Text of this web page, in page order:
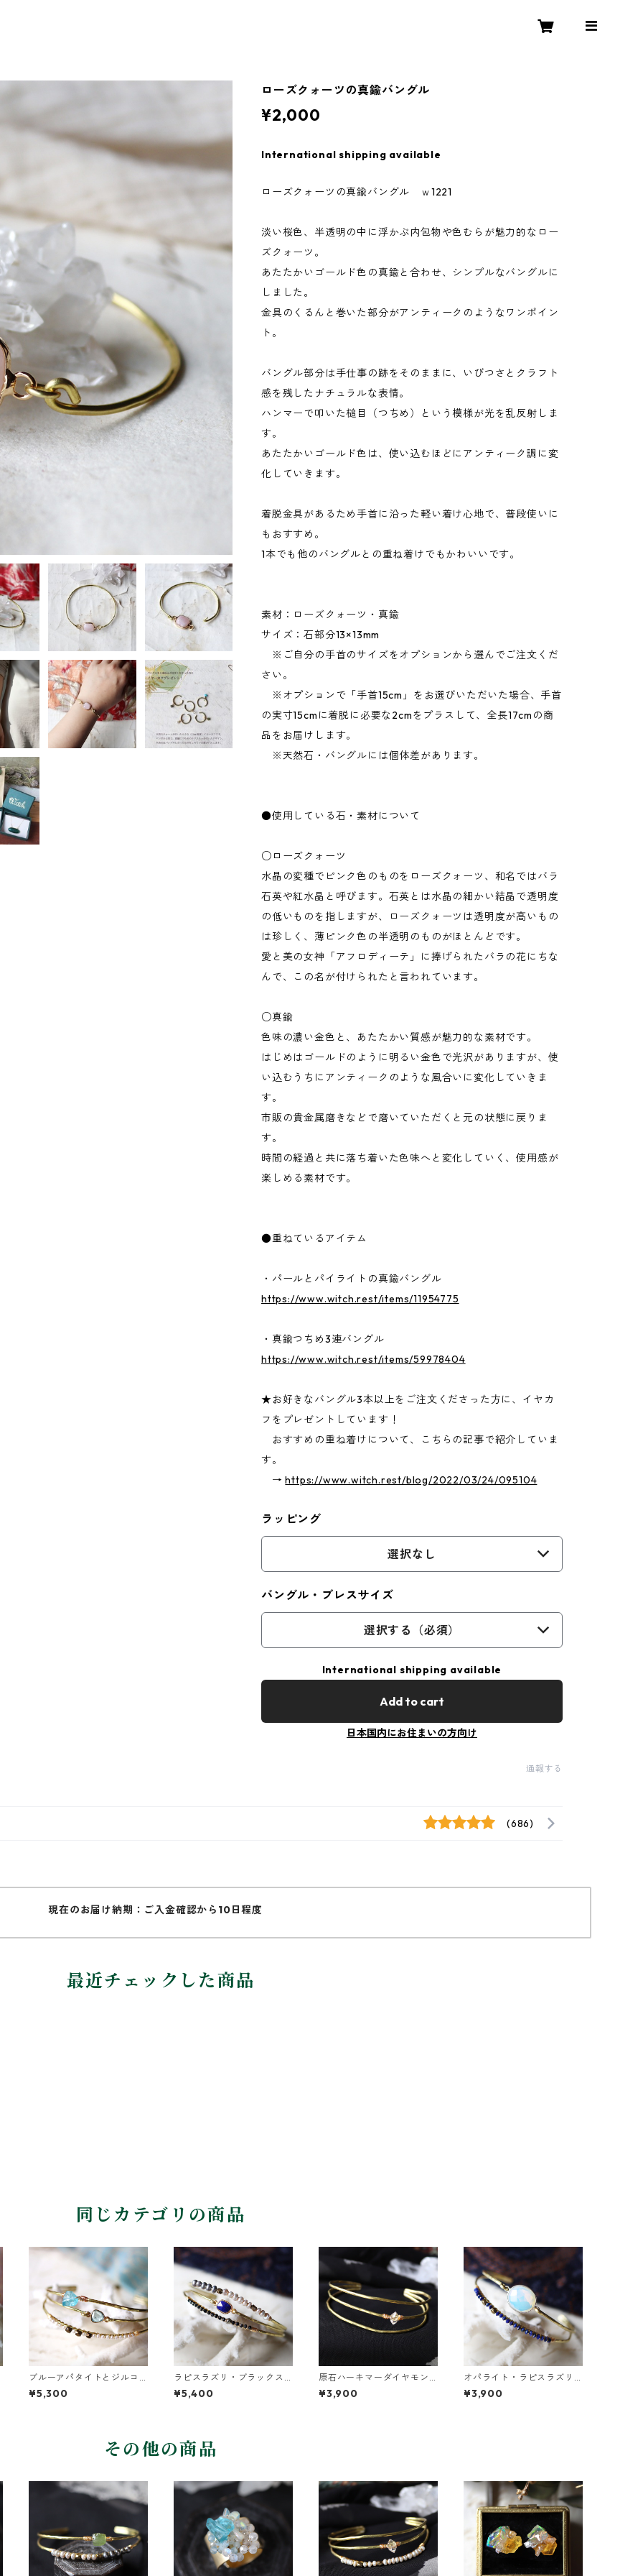
ローズクォーツの真鍮バングル
¥2,000
International shipping available
ローズクォーツの真鍮バングル ｗ1221
淡い桜色、半透明の中に浮かぶ内包物や色むらが魅力的なロー
ズクォーツ。
あたたかいゴールド色の真鍮と合わせ、シンプルなバングルに
しました。
金具のくるんと巻いた部分がアンティークのようなワンポイン
ト。
バングル部分は手仕事の跡をそのままに、いびつさとクラフト
感を残したナチュラルな表情。
ハンマーで叩いた槌目（つちめ）という模様が光を乱反射しま
す。
あたたかいゴールド色は、使い込むほどにアンティーク調に変
化していきます。
着脱金具があるため手首に沿った軽い着け心地で、普段使いに
もおすすめ。
1本でも他のバングルとの重ね着けでもかわいいです。
素材：ローズクォーツ・真鍮
サイズ：石部分13×13mm
※ご自分の手首のサイズをオプションから選んでご注文くだ
さい。
※オプションで「手首15cm」をお選びいただいた場合、手首
の実寸15cmに着脱に必要な2cmをプラスして、全長17cmの商
品をお届けします。
※天然石・バングルには個体差があります。
●使用している石・素材について
○ローズクォーツ
水晶の変種でピンク色のものをローズクォーツ、和名ではバラ
石英や紅水晶と呼びます。石英とは水晶の細かい結晶で透明度
の低いものを指しますが、ローズクォーツは透明度が高いもの
は珍しく、薄ピンク色の半透明のものがほとんどです。
愛と美の女神「アフロディーテ」に捧げられたバラの花にちな
んで、この名が付けられたと言われています。
○真鍮
色味の濃い金色と、あたたかい質感が魅力的な素材です。
はじめはゴールドのように明るい金色で光沢がありますが、使
い込むうちにアンティークのような風合いに変化していきま
す。
市販の貴金属磨きなどで磨いていただくと元の状態に戻りま
す。
時間の経過と共に落ち着いた色味へと変化していく、使用感が
楽しめる素材です。
●重ねているアイテム
・パールとパイライトの真鍮バングル
https://www.witch.rest/items/11954775
・真鍮つちめ3連バングル
https://www.witch.rest/items/59978404
★お好きなバングル3本以上をご注文くださった方に、イヤカ
フをプレゼントしています！
おすすめの重ね着けについて、こちらの記事で紹介していま
す。
→https://www.witch.rest/blog/2022/03/24/095104
ラッピング
選択なし
バングル・ブレスサイズ
選択する（必須）
International shipping available
Add to cart
日本国内にお住まいの方向け
通報する
(686)
現在のお届け納期：ご入金確認から10日程度
最近チェックした商品
同じカテゴリの商品
ブルーアパタイトとジルコ
ンの真鍮3連バングル
¥5,300
ラピスラズリ・ブラックス
ピネル・パールの3連バング
ル
¥5,400
原石ハーキマーダイヤモン
ドの真鍮3連バングル
¥3,900
オパライト・ラピスラズリ
の2連バングル
¥3,900
その他の商品